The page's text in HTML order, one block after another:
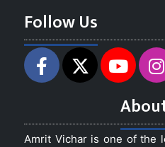
Follow Us
Amrit Vichar is one of the